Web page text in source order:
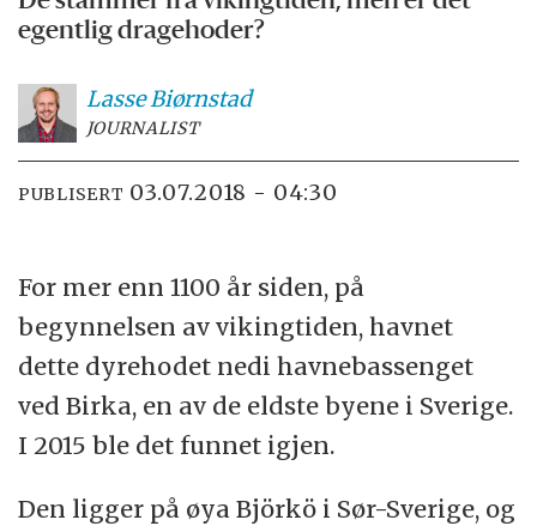
egentlig dragehoder?
LasseBiørnstad
JOURNALIST
PUBLISERT 03.07.2018 - 04:30
For mer enn 1100 år siden, på
begynnelsen av vikingtiden, havnet
dette dyrehodet nedi havnebassenget
ved Birka, en av de eldste byene i Sverige.
I 2015 ble det funnet igjen.
Den ligger på øya Björkö i Sør-Sverige, og